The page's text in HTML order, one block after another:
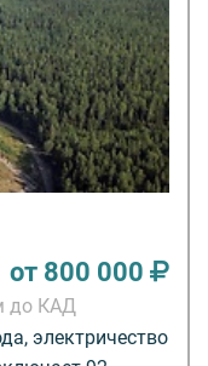
огорожен
но и
признана лучшей в
кредитам и
РосСельХоз
месяцев.*
от 800 000
до КАД
электричество